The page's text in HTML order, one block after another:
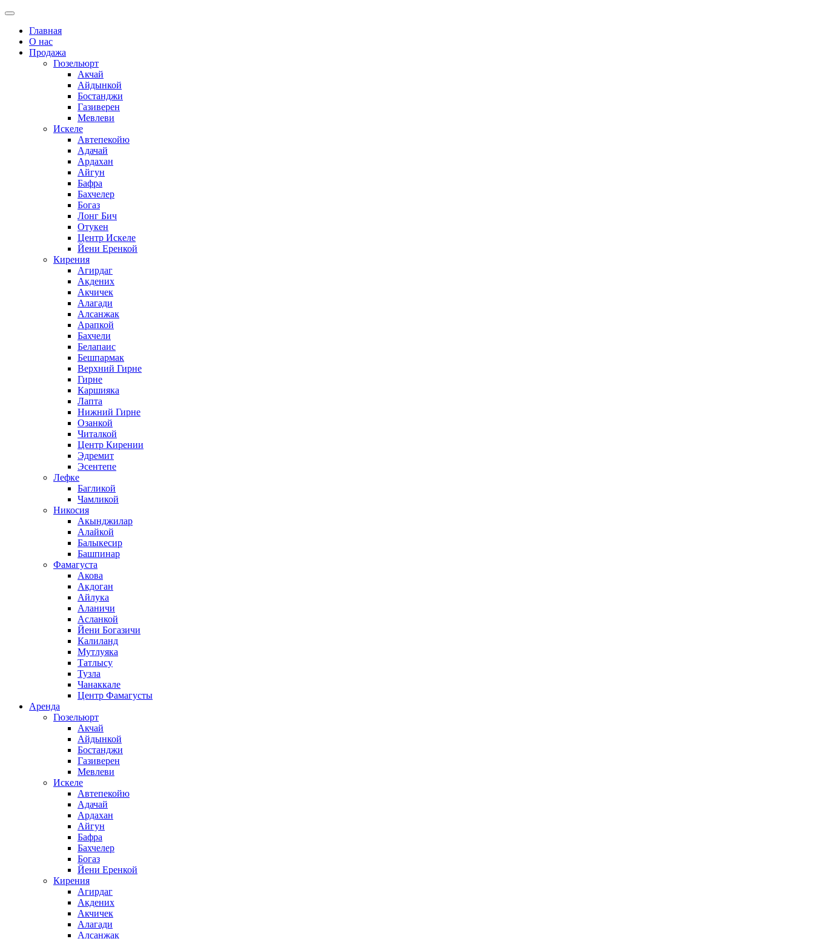
Главная
О нас
Продажа
Гюзельюрт
Акчай
Айдынкой
Бостанджи
Газиверен
Мевлеви
Искеле
Автепекойю
Адачай
Ардахан
Айгун
Бафра
Бахчелер
Богаз
Лонг Бич
Отукен
Центр Искеле
Йени Еренкой
Кирения
Агирдаг
Акдених
Акчичек
Алагади
Алсанжак
Арапкой
Бахчели
Белапаис
Бешпармак
Верхний Гирне
Гирне
Каршияка
Лапта
Нижний Гирне
Озанкой
Читалкой
Центр Кирении
Эдремит
Эсентепе
Лефке
Багликой
Чамликой
Никосия
Акынджилар
Алайкой
Балыкесир
Башпинар
Фамагуста
Акова
Акдоган
Айлука
Аланичи
Асланкой
Йени Богазичи
Калиланд
Мутлуяка
Татлысу
Тузла
Чанаккале
Центр Фамагусты
Аренда
Гюзельюрт
Акчай
Айдынкой
Бостанджи
Газиверен
Мевлеви
Искеле
Автепекойю
Адачай
Ардахан
Айгун
Бафра
Бахчелер
Богаз
Йени Еренкой
Кирения
Агирдаг
Акдених
Акчичек
Алагади
Алсанжак